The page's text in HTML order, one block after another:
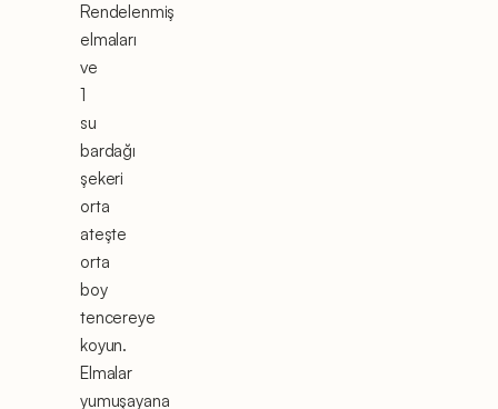
Rendelenmiş
elmaları
ve
1
su
bardağı
şekeri
orta
ateşte
orta
boy
tencereye
koyun.
Elmalar
yumuşayana